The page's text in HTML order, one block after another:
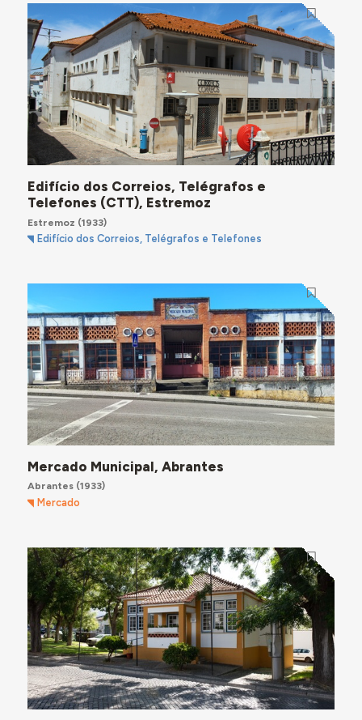
Edifício dos Correios, Telégrafos e
Telefones (CTT), Estremoz
Estremoz (1933)
Edifício dos Correios, Telégrafos e Telefones
Mercado Municipal, Abrantes
Abrantes(1933)
Mercado